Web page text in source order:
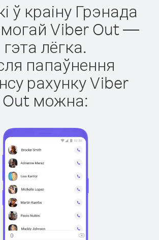
ў краіну Грэнада
Viber Out —
гэта лёгка.
папаўнення
рахунку Viber
Out можна: